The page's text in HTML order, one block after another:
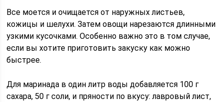
Все моется и очищается от наружных листьев,
кожицы и шелухи. Затем овощи нарезаются длинными
узкими кусочками. Особенно важно это в том случае,
если вы хотите приготовить закуску как можно
быстрее.
Для маринада в один литр воды добавляется 100 г
сахара, 50 г соли, и пряности по вкусу: лавровый лист,